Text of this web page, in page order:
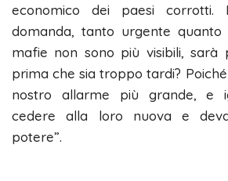
economico dei paesi corrotti.
domanda, tanto urgente quanto
mafie non sono più visibili, sarà
prima che sia troppo tardi? Poiché
nostro allarme più grande, e
cedere alla loro nuova e
potere”.